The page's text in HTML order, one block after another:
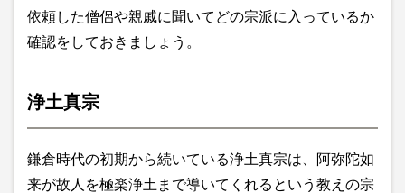
依頼した僧侶や親戚に聞いてどの宗派に入っているか
確認をしておきましょう。
浄土真宗
鎌倉時代の初期から続いている浄土真宗は、阿弥陀如
来が故人を極楽浄土まで導いてくれるという教えの宗